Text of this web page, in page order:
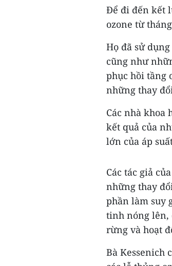
Để đi đến kết
ozone từ
Họ đã sử
cũng như
phục hồi tầng
những thay
Các nhà khoa
kết quả của
lớn của áp
Các tác giả
những thay
phần làm suy
tinh nóng lên,
rừng và hoạt
Bà Kessenich